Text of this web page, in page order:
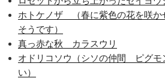
ホトケノザ （春に紫色の花を咲か
そうです）
真っ赤な秋 カラスウリ
オドリコソウ（シソの仲間 ピグモ
い）